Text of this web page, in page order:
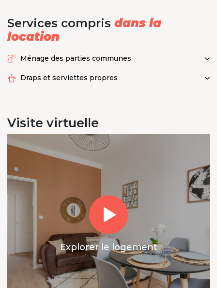
Services compris dans la
location
Ménage des parties communes
Draps et serviettes propres
Visite virtuelle
Explorer le logement